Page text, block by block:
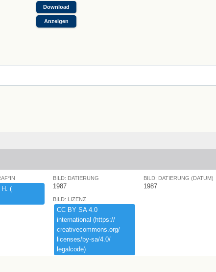
Download
Anzeigen
​H.​ ​(​
BILD: DATIERUNG
1987
BILD: DATIERUNG (DATUM)
1987
BILD: LIZENZ
CC ​BY ​SA ​4.​0 ​
international ​(​https:​/​/​
creativecommons.​org/​
licenses/​by-​sa/​4.​0/​
legalcode)​